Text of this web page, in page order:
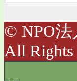
© NPO法
All Rights